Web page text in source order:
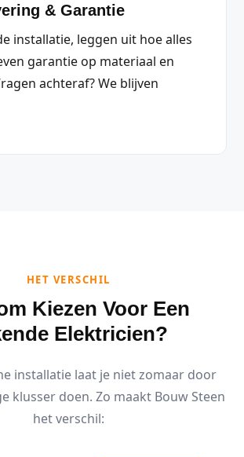
& Garantie
installatie, leggen uit hoe alles
garantie op materiaal en
achteraf? We blijven
HET VERSCHIL
Kiezen Voor Een
Elektricien?
installatie laat je niet zomaar door
klusser doen. Zo maakt Bouw Steen
het verschil: